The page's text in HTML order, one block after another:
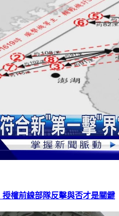
權前線部隊反擊與否才是關鍵